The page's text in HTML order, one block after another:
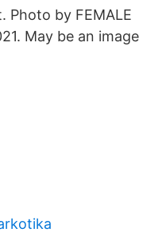
Photo by FEMALE
May be an image